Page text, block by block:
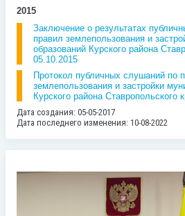
2015
Заключение о результатах
правил землепользования и
образований Курского района
05.10.2015
Протокол публичных слушаний по
землепользования и застройки
Курского района Ставропольского
Дата создания: 05-05-2017
Дата последнего изменения: 10-08-2022